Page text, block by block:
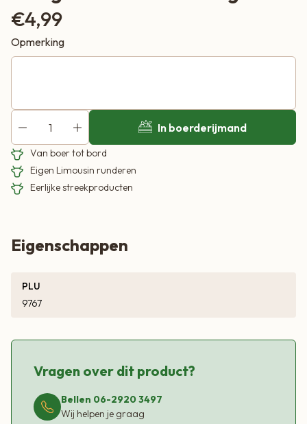
€4,99
Opmerking
In boerderijmand
Van boer tot bord
Eigen Limousin runderen
Eerlijke streekproducten
Eigenschappen
PLU
9767
Vragen over dit product?
Bellen 06-2920 3497
Wij helpen je graag